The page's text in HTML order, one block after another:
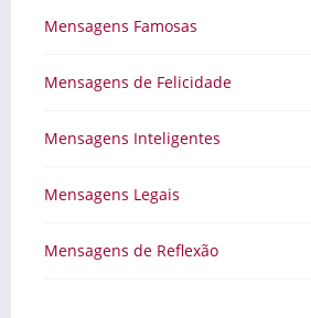
Mensagens Famosas
Mensagens de Felicidade
Mensagens Inteligentes
Mensagens Legais
Mensagens de Reflexão